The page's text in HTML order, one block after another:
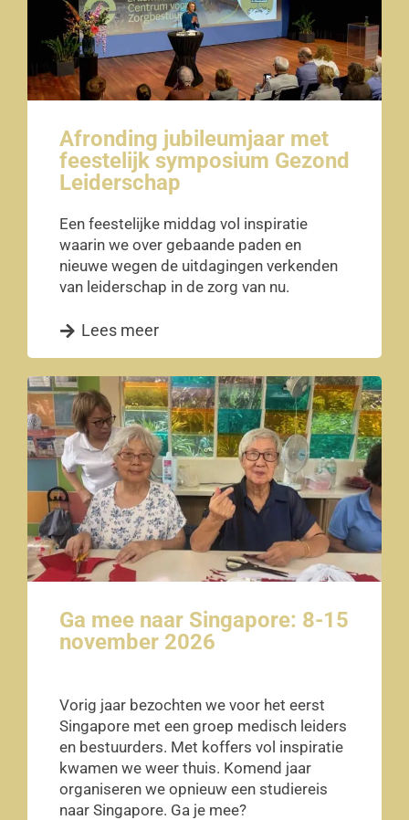
Afronding jubileumjaar met
feestelijk symposium Gezond
Leiderschap
Een feestelijke middag vol inspiratie
waarin we over gebaande paden en
nieuwe wegen de uitdagingen verkenden
van leiderschap in de zorg van nu.
Lees meer
Ga mee naar Singapore: 8-15
november 2026
Vorig jaar bezochten we voor het eerst
Singapore met een groep medisch leiders
en bestuurders. Met koffers vol inspiratie
kwamen we weer thuis. Komend jaar
organiseren we opnieuw een studiereis
naar Singapore. Ga je mee?